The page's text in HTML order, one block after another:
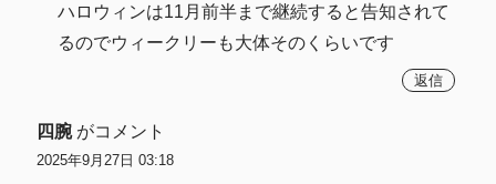
ハロウィンは11月前半まで継続すると告知されて
るのでウィークリーも大体そのくらいです
返信
四腕 がコメント
2025年9月27日 03:18